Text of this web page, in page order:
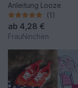
Anleitung Looze
(1)
ab 4,28 €
FrauNinchen